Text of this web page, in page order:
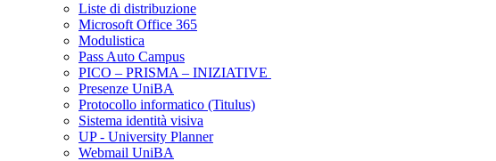
Liste di distribuzione
Microsoft Office 365
Modulistica
Pass Auto Campus
PICO – PRISMA – INIZIATIVE
Presenze UniBA
Protocollo informatico (Titulus)
Sistema identità visiva
UP - University Planner
Webmail UniBA